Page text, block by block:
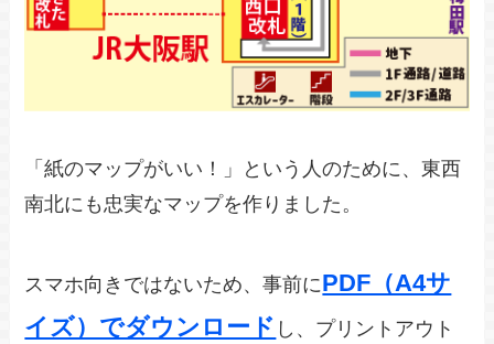
「紙のマップがいい！」という人のために、東西
南北にも忠実なマップを作りました。
スマホ向きではないため、事前にPDF（A4サ
イズ）でダウンロード し、プリントアウト